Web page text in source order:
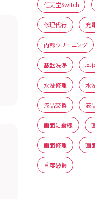
任天堂Switch
修理代行 充
内部クリーニング
基盤洗浄 本
水没修理 水
液晶交換 液
画面に縦線
画面修理 画
重度破損